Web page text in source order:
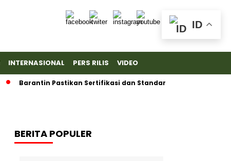
INTERNASIONAL PERS RILIS VIDEO
Barantin Pastikan Sertifikasi dan Standar Ketat untuk Ekspor
BERITA POPULER
ID